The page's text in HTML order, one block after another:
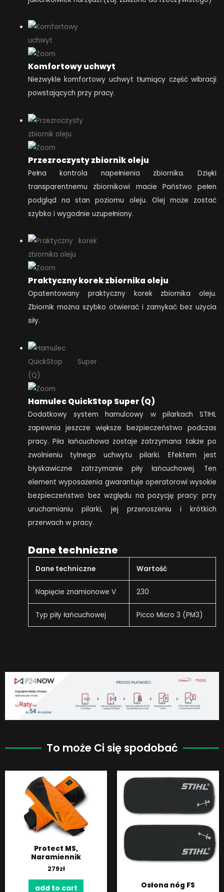
Komfortowy uchwyt
Niezwykle komfortowy uchwyt tłumiący część wibracji
powstających przy pracy.
Przezroczysty zbiornik oleju
Pełna kontrola napełnienia zbiornika. Dzięki
transparentnemu zbiornikowi macie Państwo pełen
podgląd na stan poziomu oleju. Olej może zostać
szybko i wygodnie uzupełniony.
Praktyczny korek zbiornika oleju
Opatentowany praktyczny korek zbiornika oleju.
Zbiornik można szybko otwierać i zamykać bez użycia
siły.
Hamulec QuickStop Super (Q)
Dodatkowy system hamulcowy w pilarkach STIHL
zapewnia jeszcze większe bezpieczeństwo podczas
pracy. Piła łańcuchowa zostaje zatrzymana także po
zwolnieniu tylnego uchwytu pilarki. Efektem jest
błyskawiczne zatrzymanie piły łańcuchowej. Ten
element wyposażenia gwarantuje operatorowi wysokie
bezpieczeństwo bez względu na pozycję pracy: przy
uruchamianiu pilarki, jej przenoszeniu i krótkich
przerwach w pracy.
Dane techniczne
Dane techniczne Wartość
Napięcie znamionowe V 230
Typ piły łańcuchowej Picco Micro 3 (PM3)
To może Ci się spodobać
Protect MS,
Naramiennik
279zł
add to cart Osłona nóg FS